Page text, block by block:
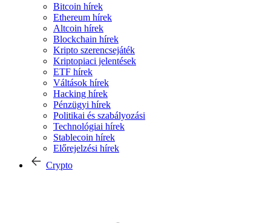
Bitcoin hírek
Ethereum hírek
Altcoin hírek
Blockchain hírek
Kripto szerencsejáték
Kriptopiaci jelentések
ETF hírek
Váltások hírek
Hacking hírek
Pénzügyi hírek
Politikai és szabályozási
Technológiai hírek
Stablecoin hírek
Előrejelzési hírek
Crypto